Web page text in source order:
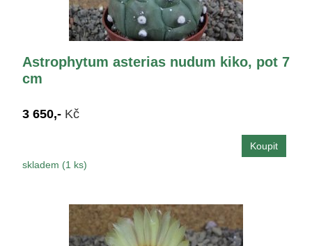
Astrophytum asterias nudum kiko, pot 7
cm
3 650,- Kč
skladem (1 ks)